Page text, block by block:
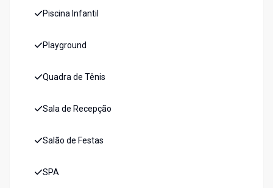
Piscina Infantil
Playground
Quadra de Tênis
Sala de Recepção
Salão de Festas
SPA